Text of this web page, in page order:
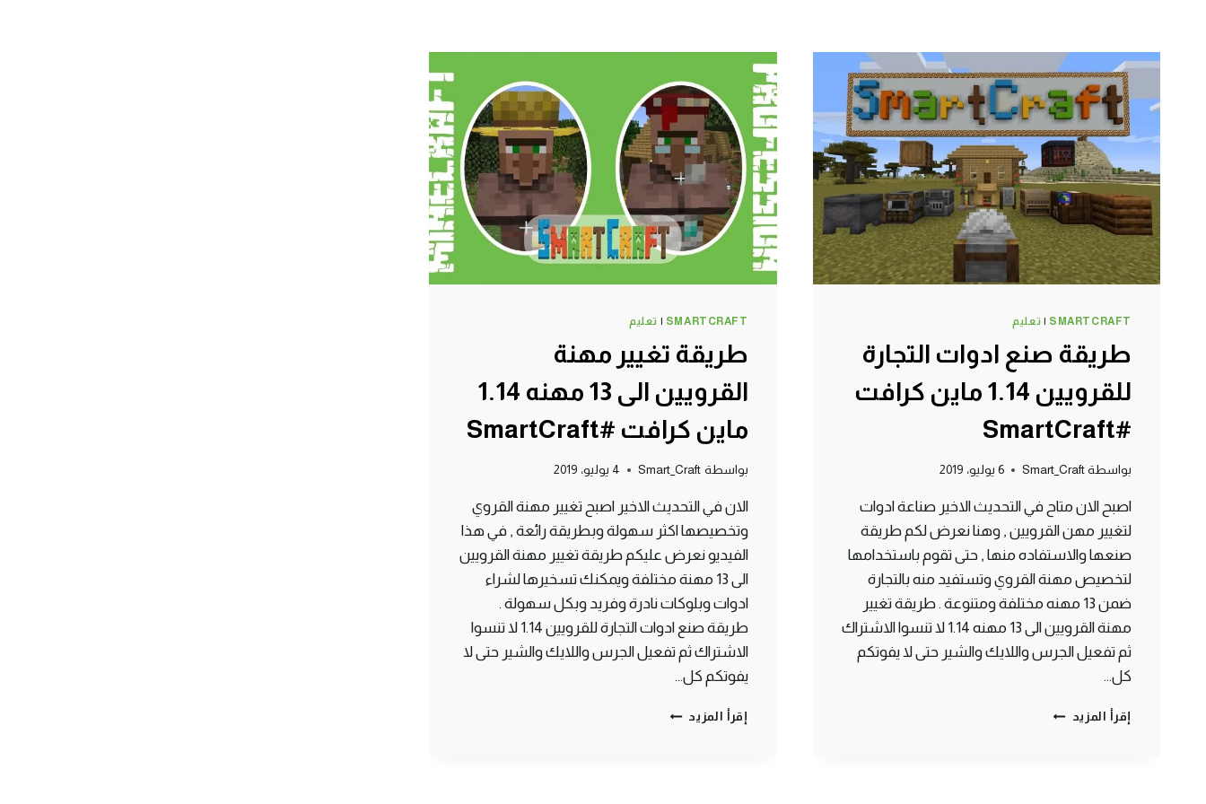
SMARTCRAFT
| تعليم
طريقة صنع ادوات التجارة
للقرويين 1.14 ماين كرافت
#SmartCraft
بواسطة Smart_Craft 6 يوليو، 2019
اصبح الان متاح في التحديث الاخير صناعة ادوات
لتغيير مهن القرويين , وهنا نعرض لكم طريقة
صنعها والاستفاده منها , حتى تقوم باستخدامها
لتخصيص مهنة القروي وتستفيد منه بالتجارة
ضمن 13 مهنه مختلفة ومتنوعة . طريقة تغيير
مهنة القرويين الى 13 مهنه 1.14 لا تنسوا الاشتراك
ثم تفعيل الجرس واللايك والشير حتى لا يفوتكم
كل…
إقرأ المزيد طريقة
SMARTCRAFT
| تعليم
طريقة تغيير مهنة
القرويين الى 13 مهنه 1.14
ماين كرافت #SmartCraft
بواسطة Smart_Craft 4 يوليو، 2019
الان في التحديث الاخير اصبح تغيير مهنة القروي
وتخصيصها اكثر سهولة وبطريقة رائعة , في هذا
الفيديو نعرض عليكم طريقة تغيير مهنة القرويين
الى 13 مهنة مختلفة ويمكنك تسخيرها لشراء
ادوات وبلوكات نادرة وفريد وبكل سهولة .
طريقة صنع ادوات التجارة للقرويين 1.14 لا تنسوا
الاشتراك ثم تفعيل الجرس واللايك والشير حتى لا
يفوتكم كل…
إقرأ المزيد طريقة